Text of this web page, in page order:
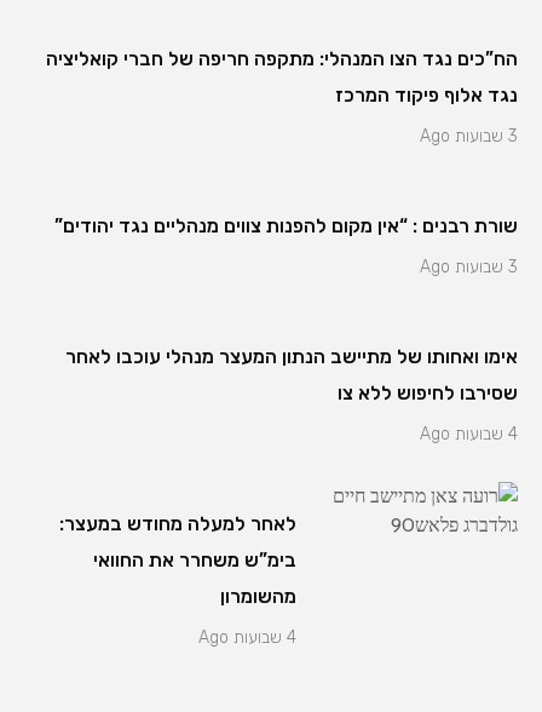
הח”כים נגד הצו המנהלי: מתקפה חריפה של חברי קואליציה
נגד אלוף פיקוד המרכז
3 שבועות Ago
שורת רבנים : “אין מקום להפנות צווים מנהליים נגד יהודים”
3 שבועות Ago
אימו ואחותו של מתיישב הנתון המעצר מנהלי עוכבו לאחר
שסירבו לחיפוש ללא צו
4 שבועות Ago
לאחר למעלה מחודש במעצר:
בימ”ש משחרר את החוואי
מהשומרון
4 שבועות Ago